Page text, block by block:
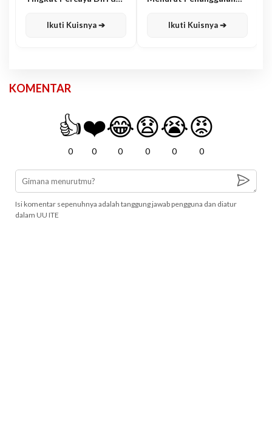
Ikuti Kuisnya ➔ Ikuti Kuisnya ➔
KOMENTAR
👍
0
❤️
0
😂
0
😧
0
😭
0
😡
0
Isi komentar sepenuhnya adalah tanggung jawab pengguna dan diatur
dalam UU ITE